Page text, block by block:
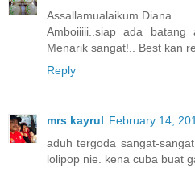
Assallamualaikum Diana
Amboiiiii..siap ada batang
Menarik sangat!.. Best kan
Reply
mrs kayrul February 14,
aduh tergoda sangat-
lolipop nie. kena cuba buat